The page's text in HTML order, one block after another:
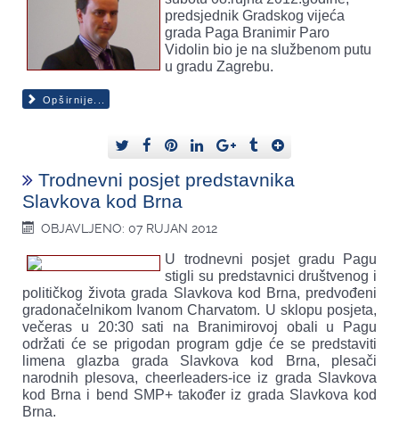
predsjednik Gradskog vijeća
grada Paga Branimir Paro
Vidolin bio je na službenom putu
u gradu Zagrebu.
Opširnije...
Trodnevni posjet predstavnika
Slavkova kod Brna
OBJAVLJENO: 07 RUJAN 2012
U trodnevni posjet gradu Pagu
stigli su predstavnici društvenog i
političkog života grada Slavkova kod Brna, predvođeni
gradonačelnikom Ivanom Charvatom. U sklopu posjeta,
večeras u 20:30 sati na Branimirovoj obali u Pagu
održati će se prigodan program gdje će se predstaviti
limena glazba grada Slavkova kod Brna, plesači
narodnih plesova, cheerleaders-ice iz grada Slavkova
kod Brna i bend SMP+ također iz grada Slavkova kod
Brna.